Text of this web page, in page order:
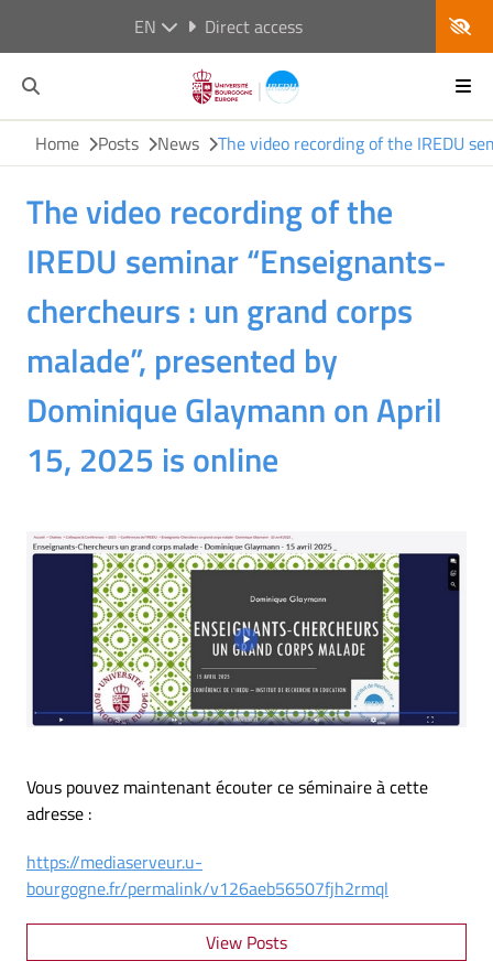
EN Direct access
Home Posts News The video recording of the IREDU
The video recording of the
IREDU seminar “Enseignants-
chercheurs : un grand corps
malade”, presented by
Dominique Glaymann on April
15, 2025 is online
Vous pouvez maintenant écouter ce séminaire à cette
adresse :
https://mediaserveur.u-
bourgogne.fr/permalink/v126aeb56507fjh2rmql
View Posts